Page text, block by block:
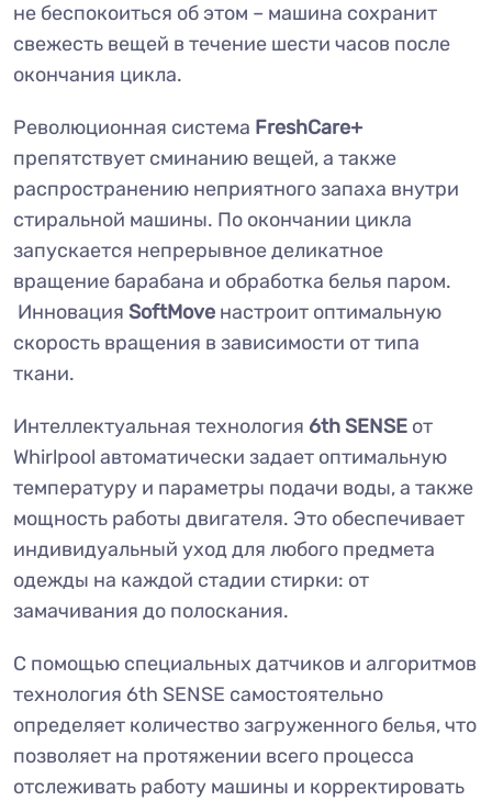
не беспокоиться об этом – машина сохранит
свежесть вещей в течение шести часов после
окончания цикла.
Революционная система FreshCare+
препятствует сминанию вещей, а также
распространению неприятного запаха внутри
стиральной машины. По окончании цикла
запускается непрерывное деликатное
вращение барабана и обработка белья паром.
Инновация SoftMove настроит оптимальную
скорость вращения в зависимости от типа
ткани.
Интеллектуальная технология 6th SENSE от
Whirlpool автоматически задает оптимальную
температуру и параметры подачи воды, а также
мощность работы двигателя. Это обеспечивает
индивидуальный уход для любого предмета
одежды на каждой стадии стирки: от
замачивания до полоскания.
С помощью специальных датчиков и алгоритмов
технология 6th SENSE самостоятельно
определяет количество загруженного белья, что
позволяет на протяжении всего процесса
отслеживать работу машины и корректировать